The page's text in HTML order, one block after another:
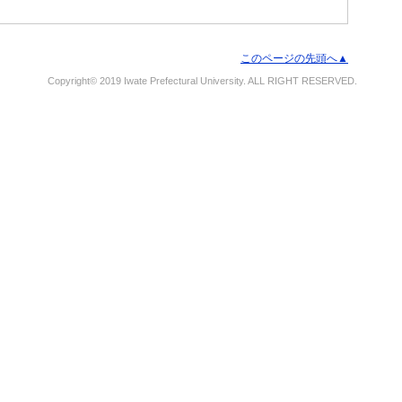
このページの先頭へ▲
Copyright© 2019 Iwate Prefectural University. ALL RIGHT RESERVED.